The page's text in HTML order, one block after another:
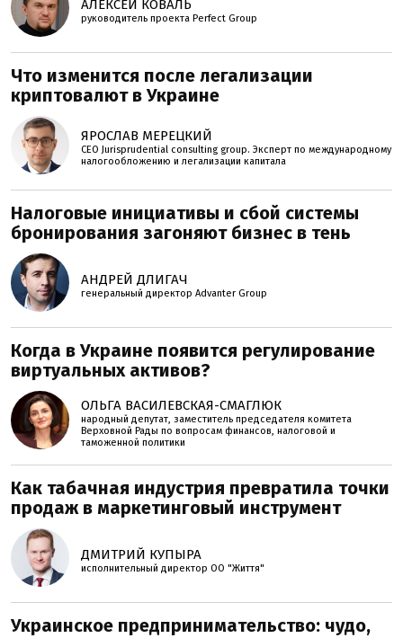
АЛЕКСЕЙ КОВАЛЬ
руководитель проекта Perfеct Group
Что изменится после легализации
криптовалют в Украине
ЯРОСЛАВ МЕРЕЦКИЙ
CEO Jurisprudential consulting group. Эксперт по международному
налогообложению и легализации капитала
Налоговые инициативы и сбой системы
бронирования загоняют бизнес в тень
АНДРЕЙ ДЛИГАЧ
генеральный директор Advanter Group
Когда в Украине появится регулирование
виртуальных активов?
ОЛЬГА ВАСИЛЕВСКАЯ-СМАГЛЮК
народный депутат, заместитель председателя комитета
Верховной Рады по вопросам финансов, налоговой и
таможенной политики
Как табачная индустрия превратила точки
продаж в маркетинговый инструмент
ДМИТРИЙ КУПЫРА
исполнительный директор ОО "Життя"
Украинское предпринимательство: чудо,